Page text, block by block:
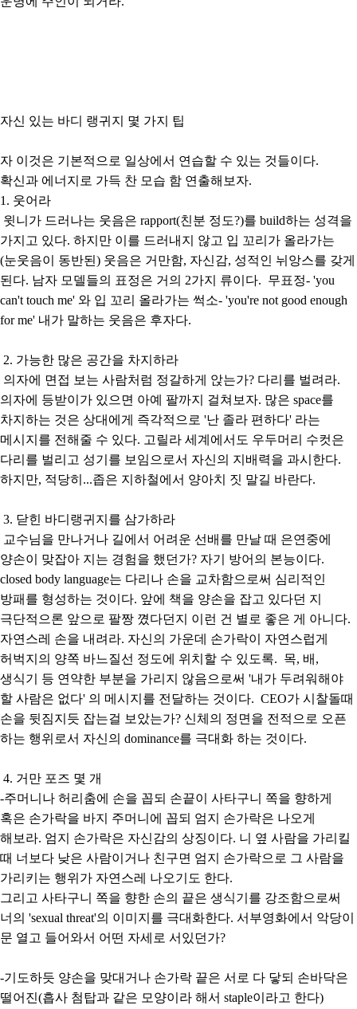
자신 있는 바디 랭귀지 몇 가지 팁
자 이것은 기본적으로 일상에서 연습할 수 있는 것들이다.
확신과 에너지로 가득 찬 모습 함 연출해보자.
1. 웃어라
윗니가 드러나는 웃음은 rapport(친분 정도?)를 build하는 성격을
가지고 있다. 하지만 이를 드러내지 않고 입 꼬리가 올라가는
(눈웃음이 동반된) 웃음은 거만함, 자신감, 성적인 뉘앙스를 갖게
된다. 남자 모델들의 표정은 거의 2가지 류이다. 무표정- 'you
can't touch me' 와 입 꼬리 올라가는 썩소- 'you're not good enough
for me' 내가 말하는 웃음은 후자다.
2. 가능한 많은 공간을 차지하라
의자에 면접 보는 사람처럼 정갈하게 앉는가? 다리를 벌려라.
의자에 등받이가 있으면 아예 팔까지 걸쳐보자. 많은 space를
차지하는 것은 상대에게 즉각적으로 '난 졸라 편하다' 라는
메시지를 전해줄 수 있다. 고릴라 세계에서도 우두머리 수컷은
다리를 벌리고 성기를 보임으로서 자신의 지배력을 과시한다.
하지만, 적당히...좁은 지하철에서 양아치 짓 말길 바란다.
3. 닫힌 바디랭귀지를 삼가하라
교수님을 만나거나 길에서 어려운 선배를 만날 때 은연중에
양손이 맞잡아 지는 경험을 했던가? 자기 방어의 본능이다.
closed body language는 다리나 손을 교차함으로써 심리적인
방패를 형성하는 것이다. 앞에 책을 양손을 잡고 있다던 지
극단적으론 앞으로 팔짱 꼈다던지 이런 건 별로 좋은 게 아니다.
자연스레 손을 내려라. 자신의 가운데 손가락이 자연스럽게
허벅지의 양쪽 바느질선 정도에 위치할 수 있도록. 목, 배,
생식기 등 연약한 부분을 가리지 않음으로써 '내가 두려워해야
할 사람은 없다' 의 메시지를 전달하는 것이다. CEO가 시찰돌때
손을 뒷짐지듯 잡는걸 보았는가? 신체의 정면을 전적으로 오픈
하는 행위로서 자신의 dominance를 극대화 하는 것이다.
4. 거만 포즈 몇 개
-주머니나 허리춤에 손을 꼽되 손끝이 사타구니 쪽을 향하게
혹은 손가락을 바지 주머니에 꼽되 엄지 손가락은 나오게
해보라. 엄지 손가락은 자신감의 상징이다. 니 옆 사람을 가리킬
때 너보다 낮은 사람이거나 친구면 엄지 손가락으로 그 사람을
가리키는 행위가 자연스레 나오기도 한다.
그리고 사타구니 쪽을 향한 손의 끝은 생식기를 강조함으로써
너의 'sexual threat'의 이미지를 극대화한다. 서부영화에서 악당이
문 열고 들어와서 어떤 자세로 서있던가?
-기도하듯 양손을 맞대거나 손가락 끝은 서로 다 닿되 손바닥은
떨어진(흡사 첨탑과 같은 모양이라 해서 staple이라고 한다)